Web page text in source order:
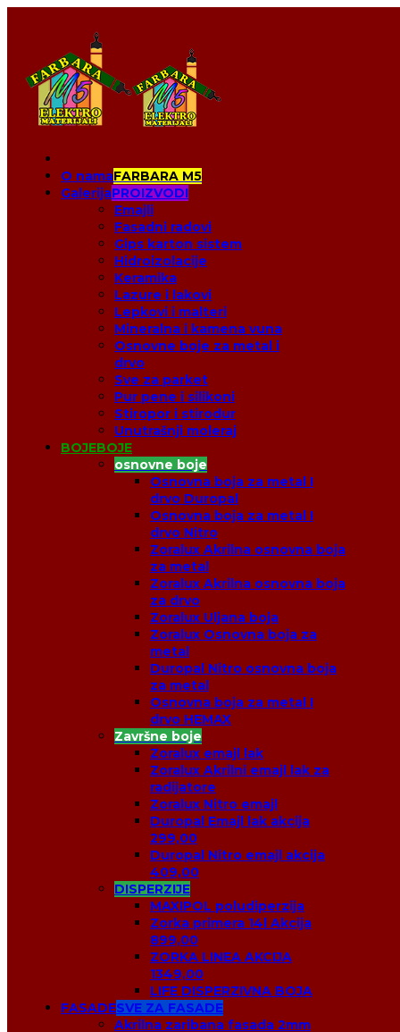
O namaFARBARA M5
GalerijaPROIZVODI
Emajli
Fasadni radovi
Gips karton sistem
Hidroizolacije
Keramika
Lazure i lakovi
Lepkovi i malteri
Mineralna i kamena vuna
Osnovne boje za metal i
drvo
Sve za parket
Pur pene i silikoni
Stiropor i stirodur
Unutrašnji moleraj
BOJEBOJE
osnovne boje
Osnovna boja za metal I
drvo Duropal
Osnovna boja za metal I
drvo Nitro
Zoralux Akrilna osnovna boja
za metal
Zoralux Akrilna osnovna boja
za drvo
Zoralux Uljana boja
Zoralux Osnovna boja za
metal
Duropal Nitro osnovna boja
za metal
Osnovna boja za metal I
drvo HEMAX
Završne boje
Zoralux emajl lak
Zoralux Akrilni emajl lak za
radijatore
Zoralux Nitro emajl
Duropal Emajl lak akcija
299,00
Duropal Nitro emajl akcija
409,00
DISPERZIJE
MAXIPOL poludiperzija
Zorka primera 14l Akcija
899,00
ZORKA LINEA AKCIJA
1349,00
LIFE DISPERZIVNA BOJA
FASADESVE ZA FASADE
Akrilna zaribana fasada 2mm